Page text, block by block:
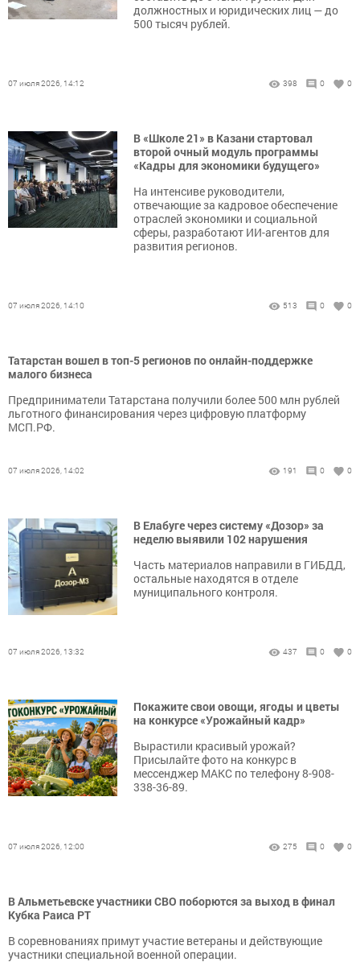
должностных и юридических лиц — до
500 тысяч рублей.
07 июля 2026, 14:12 398 0 0
В «Школе 21» в Казани стартовал
второй очный модуль программы
«Кадры для экономики будущего»
На интенсиве руководители,
отвечающие за кадровое обеспечение
отраслей экономики и социальной
сферы, разработают ИИ-агентов для
развития регионов.
07 июля 2026, 14:10 513 0 0
Татарстан вошел в топ-5 регионов по онлайн-поддержке
малого бизнеса
Предприниматели Татарстана получили более 500 млн рублей
льготного финансирования через цифровую платформу
МСП.РФ.
07 июля 2026, 14:02 191 0 0
В Елабуге через систему «Дозор» за
неделю выявили 102 нарушения
Часть материалов направили в ГИБДД,
остальные находятся в отделе
муниципального контроля.
07 июля 2026, 13:32 437 0 0
Покажите свои овощи, ягоды и цветы
на конкурсе «Урожайный кадр»
Вырастили красивый урожай?
Присылайте фото на конкурс в
мессенджер МАКС по телефону 8-908-
338-36-89.
07 июля 2026, 12:00 275 0 0
В Альметьевске участники СВО поборются за выход в финал
Кубка Раиса РТ
В соревнованиях примут участие ветераны и действующие
участники специальной военной операции.